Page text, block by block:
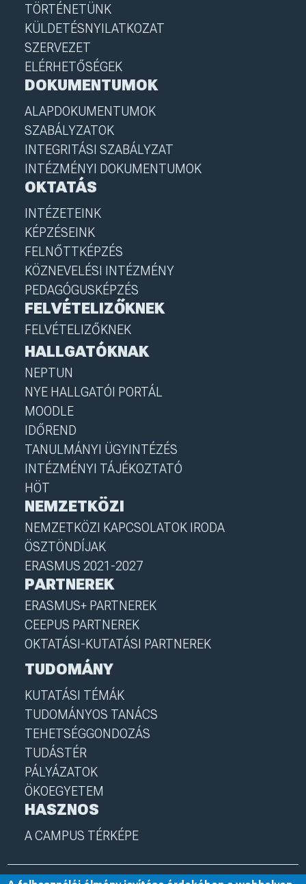
TÖRTÉNETÜNK
KÜLDETÉSNYILATKOZAT
SZERVEZET
ELÉRHETŐSÉGEK
DOKUMENTUMOK
ALAPDOKUMENTUMOK
SZABÁLYZATOK
INTEGRITÁSI SZABÁLYZAT
INTÉZMÉNYI DOKUMENTUMOK
OKTATÁS
INTÉZETEINK
KÉPZÉSEINK
FELNŐTTKÉPZÉS
KÖZNEVELÉSI INTÉZMÉNY
PEDAGÓGUSKÉPZÉS
FELVÉTELIZŐKNEK
FELVÉTELIZŐKNEK
HALLGATÓKNAK
NEPTUN
NYE HALLGATÓI PORTÁL
MOODLE
IDŐREND
TANULMÁNYI ÜGYINTÉZÉS
INTÉZMÉNYI TÁJÉKOZTATÓ
HÖT
NEMZETKÖZI
NEMZETKÖZI KAPCSOLATOK IRODA
ÖSZTÖNDÍJAK
ERASMUS 2021-2027
PARTNEREK
ERASMUS+ PARTNEREK
CEEPUS PARTNEREK
OKTATÁSI-KUTATÁSI PARTNEREK
TUDOMÁNY
KUTATÁSI TÉMÁK
TUDOMÁNYOS TANÁCS
TEHETSÉGGONDOZÁS
TUDÁSTÉR
PÁLYÁZATOK
ÖKOEGYETEM
HASZNOS
A CAMPUS TÉRKÉPE